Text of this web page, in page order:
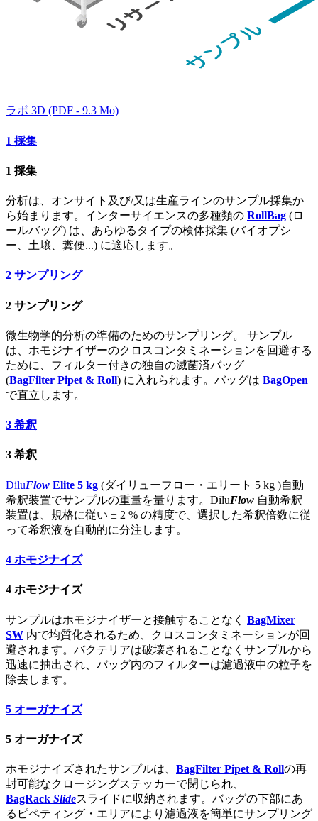
ラボ 3D (PDF - 9.3 Mo)
1 採集
1 採集
分析は、オンサイト及び/又は生産ラインのサンプル採集か
ら始まります。インターサイエンスの多種類の RollBag (ロ
ールバッグ) は、あらゆるタイプの検体採集 (バイオプシ
ー、土壌、糞便...) に適応します。
2 サンプリング
2 サンプリング
微生物学的分析の準備のためのサンプリング。 サンプル
は、ホモジナイザーのクロスコンタミネーションを回避する
ために、フィルター付きの独自の滅菌済バッグ
(BagFilter Pipet & Roll) に入れられます。バッグは BagOpen
で直立します。
3 希釈
3 希釈
DiluFlow Elite 5 kg (ダイリューフロー・エリート 5 kg )自動
希釈装置でサンプルの重量を量ります。DiluFlow 自動希釈
装置は、規格に従い ± 2 % の精度で、選択した希釈倍数に従
って希釈液を自動的に分注します。
4 ホモジナイズ
4 ホモジナイズ
サンプルはホモジナイザーと接触することなく BagMixer
SW 内で均質化されるため、クロスコンタミネーションが回
避されます。バクテリアは破壊されることなくサンプルから
迅速に抽出され、バッグ内のフィルターは濾過液中の粒子を
除去します。
5 オーガナイズ
5 オーガナイズ
ホモジナイズされたサンプルは、 BagFilter Pipet & Rollの再
封可能なクロージングステッカーで閉じられ、
BagRack Slideスライドに収納されます。バッグの下部にあ
るピペティング・エリアにより濾過液を簡単にサンプリング